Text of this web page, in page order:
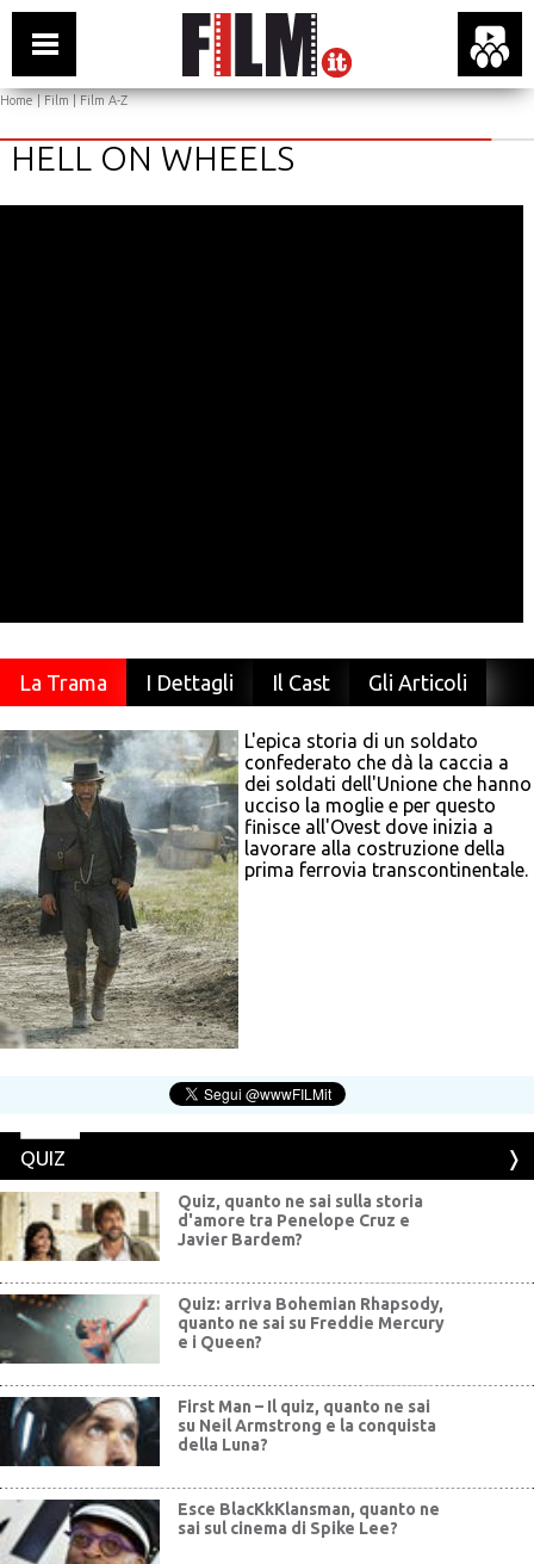
Home|Film|Film A-Z
HELL ON WHEELS
La Trama I Dettagli Il Cast Gli Articoli
L'epica storia di un soldato
confederato che dà la caccia a
dei soldati dell'Unione che hanno
ucciso la moglie e per questo
finisce all'Ovest dove inizia a
lavorare alla costruzione della
prima ferrovia transcontinentale.
QUIZ
Quiz, quanto ne sai sulla storia
d'amore tra Penelope Cruz e
Javier Bardem?
Quiz: arriva Bohemian Rhapsody,
quanto ne sai su Freddie Mercury
e i Queen?
First Man – Il quiz, quanto ne sai
su Neil Armstrong e la conquista
della Luna?
Esce BlacKkKlansman, quanto ne
sai sul cinema di Spike Lee?